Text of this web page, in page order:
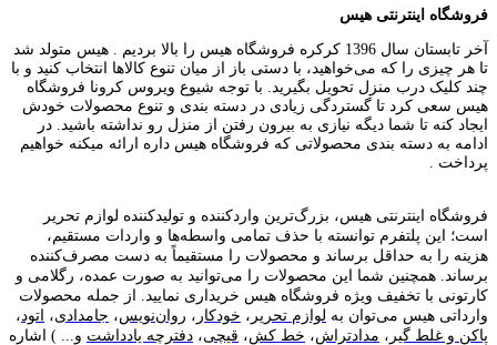
فروشگاه اینترنتی هیس
آخر تابستان سال 1396 کرکره فروشگاه هیس را بالا بردیم . هیس متولد شد
تا هر چیزی را که می‌خواهید، با دستی باز از میان تنوع کالاها انتخاب کنید و با
چند کلیک درب منزل تحویل بگیرید. با توجه شیوع ویروس کرونا فروشگاه
هیس سعی کرد تا گستردگی زیادی در دسته بندی و تنوع محصولات خودش
ایجاد کنه تا شما دیگه نیازی به بیرون رفتن از منزل رو نداشته باشید. در
ادامه به دسته بندی محصولاتی که فروشگاه هیس داره ارائه میکنه خواهیم
پرداخت .
فروشگاه اینترنتی هیس، بزرگ‌ترین وارد‌کننده و تولید‌کننده لوازم تحریر
است؛ این پلتفرم توانسته با حذف تمامی واسطه‌ها و واردات مستقیم،
هزینه را به حداقل برساند و محصولات را مستقیماً به دست مصرف‌کننده
برساند. همچنین شما این محصولات را می‌توانید به صورت عمده، رگلامی و
کارتونی با تخفیف ویژه فروشگاه هیس خریداری نمایید. از جمله محصولات
وارداتی هیس می‌توان به لوازم تحریر ، خودکار ، روان‌نویس، جامدادی، اتود ،
پاکن و غلط گیر ، مدادتراش، خط کش، قیچی، دفترچه یادداشت و... ) اشاره